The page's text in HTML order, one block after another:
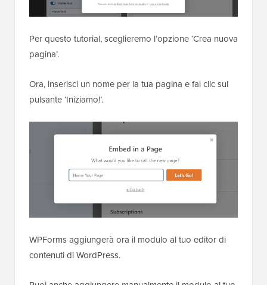
Per questo tutorial, sceglieremo l’opzione ‘Crea nuova
pagina’.
Ora, inserisci un nome per la tua pagina e fai clic sul
pulsante ‘Iniziamo!’.
WPForms aggiungerà ora il modulo al tuo editor di
contenuti di WordPress.